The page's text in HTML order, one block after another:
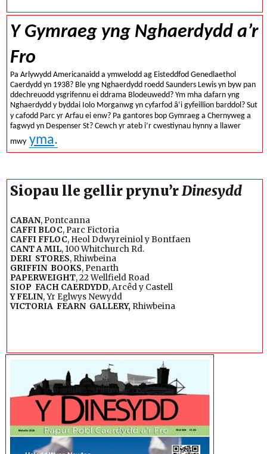
Y Gymraeg yng Nghaerdydd a’r
Fro
Pa Arlywydd Americanaidd a ymwelodd ag Eisteddfod Genedlaethol
Caerdydd yn 1938? Ble yng Nghaerdydd roedd Saunders Lewis yn byw pan
ddechreuodd ysgrifennu ei ddrama Blodeuwedd? Ym mha dafarn yng
Nghaerdydd y byddai Iolo Morganwg yn cyfarfod â‘i gyfeillion barddol? Sut
y cafodd Parc yr Arfau ei enw? Pa gantores bop Gymraeg a Chernyweg a
fagwyd yn Despenser St? Cewch yr ateb i’r cwestiynau hynny a llawer
mwy yma.
Siopau lle gellir prynu’rDinesydd
CABAN, Pontcanna
CAFFI BLOC, Parc Fictoria
CAFFI FFLOC, Heol Ddwyreiniol y Bontfaen
CANT A MIL, 100 Whitchurch Rd.
DERI STORES, Rhiwbeina
GRIFFIN BOOKS, Penarth
PAPERWEIGHT, 22 Wellfield Road
SIOP FACH CAERDYDD, Arcêd y Castell
Y FELIN, Yr Eglwys Newydd
VICTORIA FEARN GALLERY, Rhiwbeina